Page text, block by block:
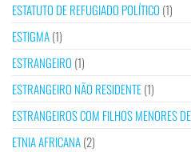
ESTATUTO DE REFUGIADO POLÍTICO (1)
ESTIGMA(1)
ESTRANGEIRO (1)
ESTRANGEIRO NÃO RESIDENTE(1)
ESTRANGEIROS COM FILHOS MENORES
ETNIA AFRICANA(2)